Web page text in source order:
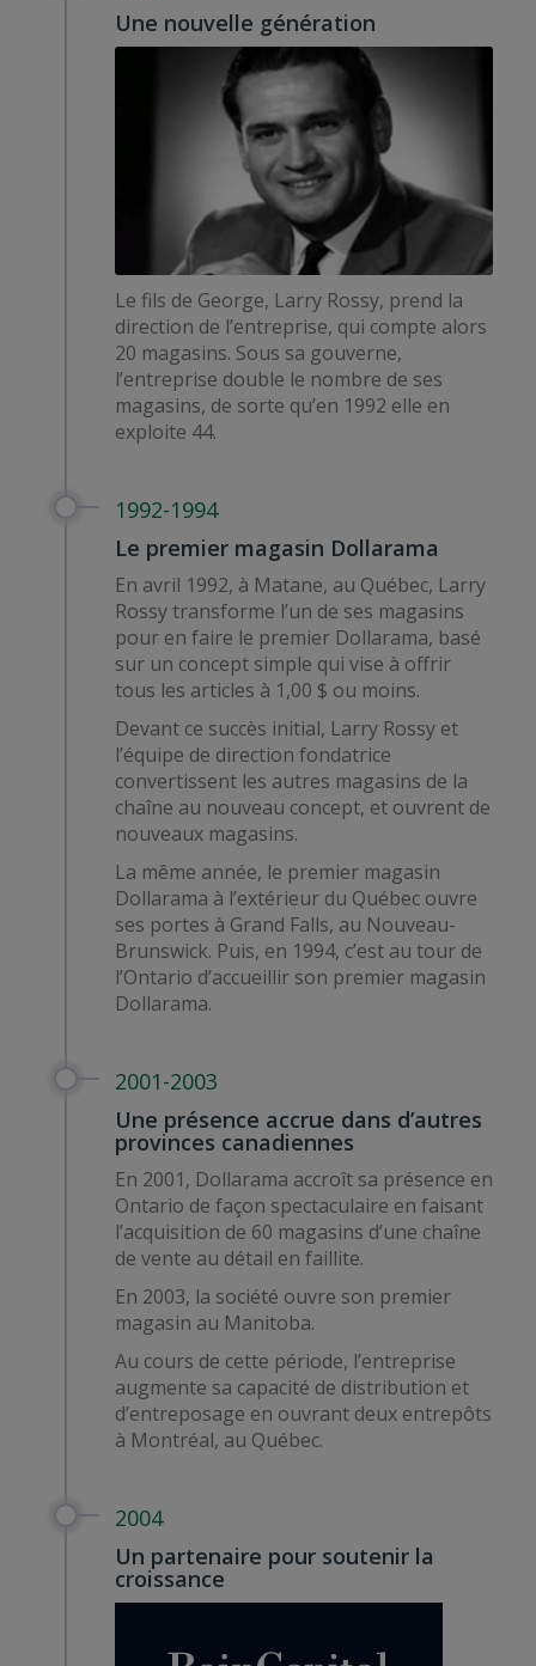
Une nouvelle génération
Le fils de George, Larry Rossy, prend la
direction de l’entreprise, qui compte alors
20 magasins. Sous sa gouverne,
l’entreprise double le nombre de ses
magasins, de sorte qu’en 1992 elle en
exploite 44.
1992-1994
Le premier magasin Dollarama
En avril 1992, à Matane, au Québec, Larry
Rossy transforme l’un de ses magasins
pour en faire le premier Dollarama, basé
sur un concept simple qui vise à offrir
tous les articles à 1,00 $ ou moins.
Devant ce succès initial, Larry Rossy et
l’équipe de direction fondatrice
convertissent les autres magasins de la
chaîne au nouveau concept, et ouvrent de
nouveaux magasins.
La même année, le premier magasin
Dollarama à l’extérieur du Québec ouvre
ses portes à Grand Falls, au Nouveau-
Brunswick. Puis, en 1994, c’est au tour de
l’Ontario d’accueillir son premier magasin
Dollarama.
2001-2003
Une présence accrue dans d’autres
provinces canadiennes
En 2001, Dollarama accroît sa présence en
Ontario de façon spectaculaire en faisant
l’acquisition de 60 magasins d’une chaîne
de vente au détail en faillite.
En 2003, la société ouvre son premier
magasin au Manitoba.
Au cours de cette période, l’entreprise
augmente sa capacité de distribution et
d’entreposage en ouvrant deux entrepôts
à Montréal, au Québec.
2004
Un partenaire pour soutenir la
croissance